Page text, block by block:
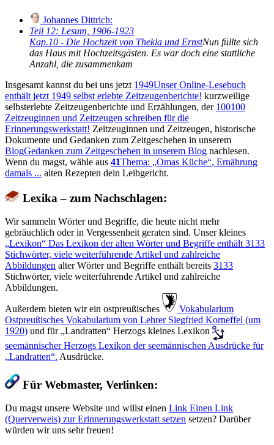
Johannes Dittrich:
Teil 12: Lesum, 1906-1923
Kap.10 - Die Hochzeit von Thekla und ErnstNun füllte sich
das Haus mit Hochzeitsgästen. Es war doch eine stattliche
Anzahl, die zusammenkam
Insgesamt kannst du bei uns jetzt 1949Unser Online-Lesebuch
enthält jetzt 1949 selbst erlebte Zeitzeugenberichte! kurzweilige
selbsterlebte Zeitzeugenberichte und Erzählungen, der 100100
Zeitzeuginnen und Zeitzeugen schreiben für die
Erinnerungswerkstatt! Zeitzeuginnen und Zeitzeugen, historische
Dokumente und Gedanken zum Zeitgeschehen in unserem
BlogGedanken zum Zeitgeschehen in unserem Blog nachlesen.
Wenn du magst, wähle aus 41Thema: Omas Küche , Ernährung
damals ... alten Rezepten dein Leibgericht.
Lexika – zum Nachschlagen:
Wir sammeln Wörter und Begriffe, die heute nicht mehr
gebräuchlich oder in Vergessenheit geraten sind. Unser kleines
Lexikon
Das Lexikon der alten Wörter und Begriffe enthält 3133
Stichwörter, viele weiterführende Artikel und zahlreiche
Abbildungen alter Wörter und Begriffe enthält bereits 3133
Stichwörter, viele weiterführende Artikel und zahlreiche
Abbildungen.
Außerdem bieten wir ein ostpreußisches
️ Vokabularium
Ostpreußisches Vokabularium von Lehrer Siegfried Korneffel (um
1920) und für Landratten Herzogs kleines Lexikon
seemännischerHerzogs Lexikon der seemännischen Ausdrücke für
Landratten . Ausdrücke.
Für Webmaster, Verlinken:
Du magst unsere Website und willst einen Link Einen Link
(Querverweis) zur Erinnerungswerkstatt setzen setzen? Darüber
würden wir uns sehr freuen!